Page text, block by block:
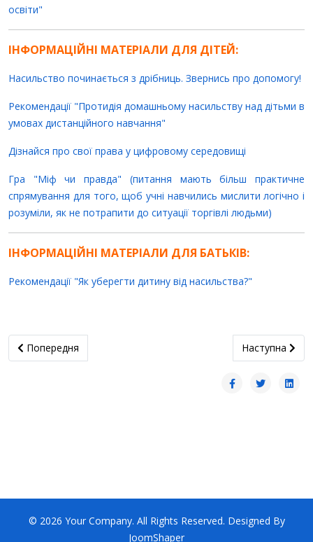
освіти"
ІНФОРМАЦІЙНІ МАТЕРІАЛИ ДЛЯ ДІТЕЙ:
Насильство починається з дрібниць. Звернись про допомогу!
Рекомендації "Протидія домашньому насильству над дітьми в
умовах дистанційного навчання"
Дізнайся про свої права у цифровому середовищі
Гра "Міф чи правда" (питання мають більш практичне
спрямування для того, щоб учні навчились мислити логічно і
розуміли, як не потрапити до ситуації торгівлі людьми)
ІНФОРМАЦІЙНІ МАТЕРІАЛИ ДЛЯ БАТЬКІВ:
Рекомендації "Як уберегти дитину від насильства?"
Попередня стаття: ІВЕНТ-КАЛЕНДАРик на грудень 2023
Попередня наступна
Наступна
© 2026 Your Company. All Rights Reserved. Designed By
JoomShaper